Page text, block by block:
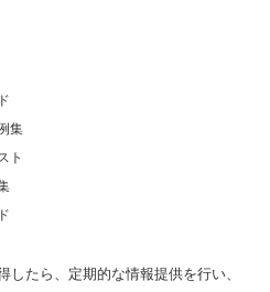
集
ト
したら、定期的な情報提供を行い、